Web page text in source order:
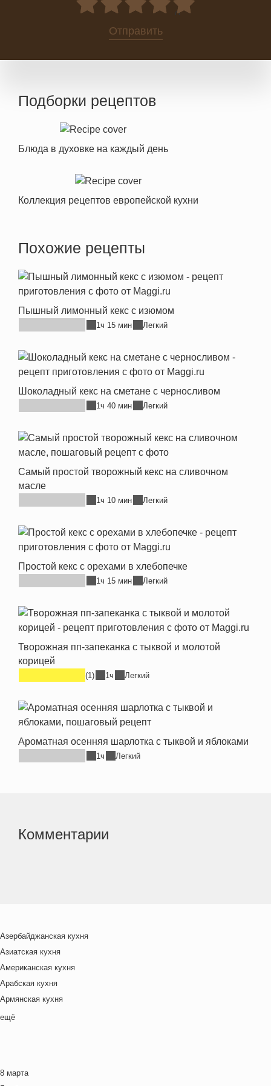
0
Отправить
Подборки рецептов
Блюда в духовке на каждый день
Коллекция рецептов европейской кухни
Похожие рецепты
Пышный лимонный кекс с изюмом
1ч 15 мин Легкий
Шоколадный кекс на сметане с черносливом
1ч 40 мин Легкий
Самый простой творожный кекс на сливочном
масле
1ч 10 мин Легкий
Простой кекс с орехами в хлебопечке
1ч 15 мин Легкий
Творожная пп-запеканка с тыквой и молотой
корицей
(1) 1ч Легкий
Ароматная осенняя шарлотка с тыквой и яблоками
1ч Легкий
Комментарии
Азербайджанская кухня
Азиатская кухня
Американская кухня
Арабская кухня
Армянская кухня
Белорусская
Венгерская кухня
ещё
8 марта